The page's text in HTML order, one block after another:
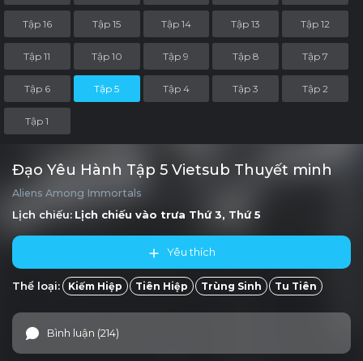
Tập 16 Tập 15 Tập 14 Tập 13 Tập 12
Tập 11 Tập 10 Tập 9 Tập 8 Tập 7
Tập 6 Tập 5 Tập 4 Tập 3 Tập 2
Tập 1
Đạo Yêu Hành Tập 5 Vietsub Thuyết minh
Aliens Among Immortals
Lịch chiếu: Lịch chiếu vào trưa Thứ 3, Thứ 5
Yêu thích
Thể loại: Kiếm Hiệp Tiên Hiệp Trùng Sinh Tu Tiên
Bình luận (214)